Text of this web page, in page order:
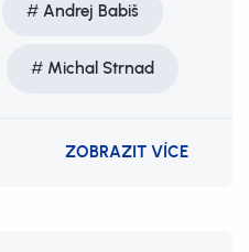
Andrej Babiš
Michal Strnad
ZOBRAZIT VÍCE